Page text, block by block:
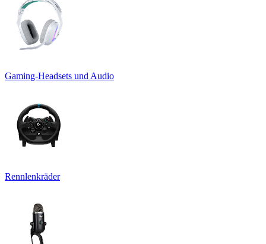
Gaming-Headsets und Audio
Rennlenkräder